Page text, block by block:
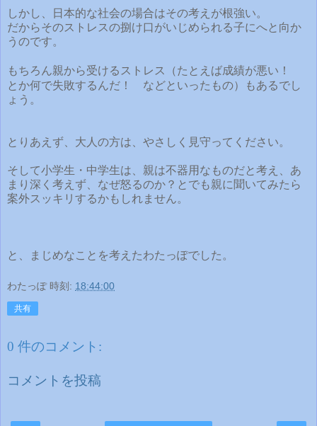
しかし、日本的な社会の場合はその考えが根強い。
だからそのストレスの捌け口がいじめられる子にへと向か
うのです。
もちろん親から受けるストレス（たとえば成績が悪い！
とか何で失敗するんだ！
などといったもの）もあるでし
ょう。
とりあえず、大人の方は、やさしく見守ってください。
そして小学生・中学生は、親は不器用なものだと考え、あ
まり深く考えず、なぜ怒るのか？とでも親に聞いてみたら
案外スッキリするかもしれません。
と、まじめなことを考えたわたっぽでした。
わたっぽ 時刻: 18:44:00
共有
0 件のコメント:
コメントを投稿